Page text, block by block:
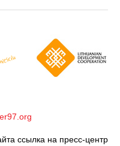
ссылка на пресс-центр